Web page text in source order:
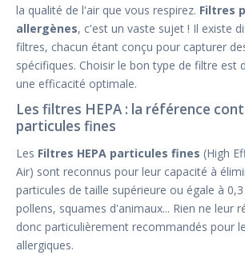
la qualité de l'air que vous respirez. Filtres
allergènes, c'est un vaste sujet ! Il existe
filtres, chacun étant conçu pour capturer
spécifiques. Choisir le bon type de filtre est
une efficacité optimale.
Les filtres HEPA : la référence
particules fines
Les Filtres HEPA particules fines (High
Air) sont reconnus pour leur capacité à
particules de taille supérieure ou égale à
pollens, squames d'animaux... Rien ne leur
donc particulièrement recommandés pour
allergiques.